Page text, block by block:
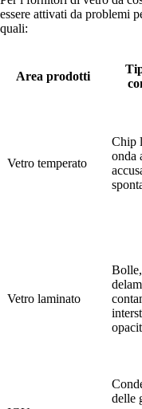
essere attivati da problemi
quali:
Area prodotti
Vetro temperato
Chip
onda
Vetro laminato
Bolle,
delle